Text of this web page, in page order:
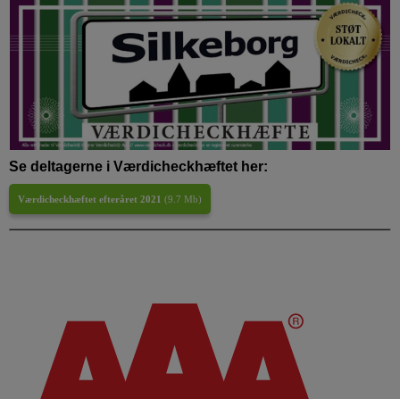
Se deltagerne i Værdicheckhæftet her:
Værdicheckhæftet efteråret 2021 (9.7 Mb)